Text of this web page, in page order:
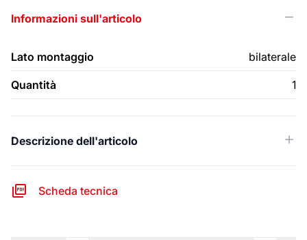
Informazioni sull'articolo
Lato montaggio bilaterale
Quantità 1
Descrizione dell'articolo
Scheda tecnica